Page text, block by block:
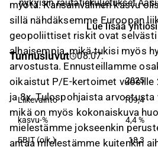
myötä. Kansainvälinen kasvu
sillä nähdäksemme Euroopan
geopoliittiset riskit ovat selvästi
alhaisempia, mikä tukisi myös
arvostusta. Ennusteillamme
oikaistut P/E-kertoimet vuosille
ja 8x. Tulospohjaista
mikä on myös kokonaiskuva
mielestämme jokseenkin
antaa mielestämme kuitenkin
nykyisin rautatiekuljetukset
sekä Baltian alueella. Lisäksi
terminaali- ja huolintapalveluita.
Lue lisää
Tunnusluvut 08.07.
2025
2025
Liikevaihto 109,4
kasvu-% 4,4 %
EBIT (oik.) 18,3